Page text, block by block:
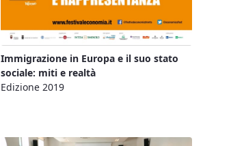
Immigrazione in Europa e il suo stato
sociale: miti e realtà
Edizione 2019